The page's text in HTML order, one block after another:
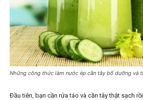
Những công thức làm nước ép cần tây bổ dưỡng và
Đầu tiên, bạn cần rửa táo và cần tây thật sạch